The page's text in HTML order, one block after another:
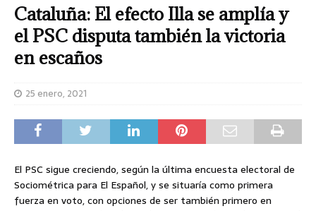
Cataluña: El efecto Illa se amplía y
el PSC disputa también la victoria
en escaños
25 enero, 2021
El PSC sigue creciendo, según la última encuesta electoral de
Sociométrica para El Español, y se situaría como primera
fuerza en voto, con opciones de ser también primero en